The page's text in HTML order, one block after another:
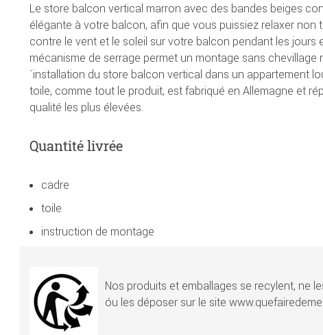
Le store balcon vertical marron avec des bandes beiges
élégante à votre balcon, afin que vous puissiez relaxer non
contre le vent et le soleil sur votre balcon pendant les jours
mécanisme de serrage permet un montage sans chevillage
´installation du store balcon vertical dans un appartement
toile, comme tout le produit, est fabriqué en Allemagne et
qualité les plus élevées.
Quantité livrée
cadre
toile
instruction de montage
Nos produits et emballages se recylent, ne
óu les déposer sur le site